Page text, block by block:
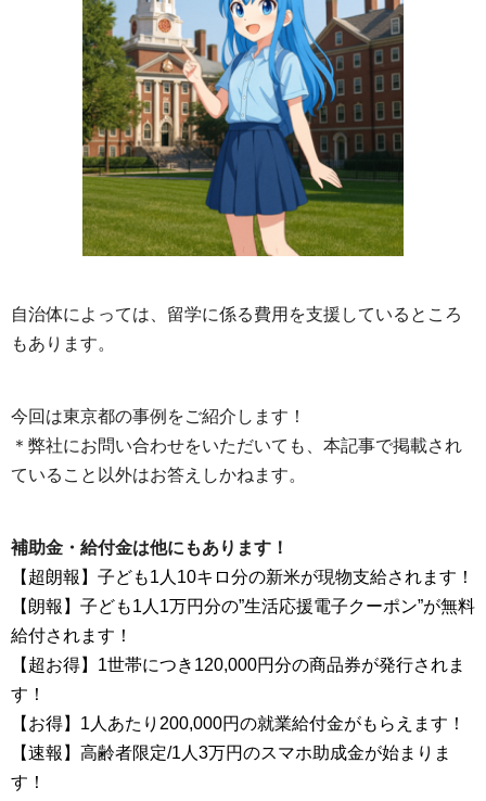
自治体によっては、留学に係る費用を支援しているところ
もあります。
今回は東京都の事例をご紹介します！
＊弊社にお問い合わせをいただいても、本記事で掲載され
ていること以外はお答えしかねます。
補助金・給付金は他にもあります！
【超朗報】子ども1人10キロ分の新米が現物支給されます！
【朗報】子ども1人1万円分の”生活応援電子クーポン”が無料
給付されます！
【超お得】1世帯につき120,000円分の商品券が発行されま
す！
【お得】1人あたり200,000円の就業給付金がもらえます！
【速報】高齢者限定/1人3万円のスマホ助成金が始まりま
す！